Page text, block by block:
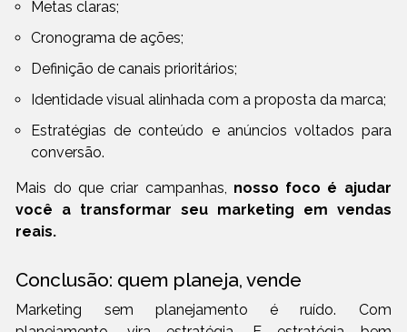
Metas claras;
Cronograma de ações;
Definição de canais prioritários;
Identidade visual alinhada com a proposta da marca;
Estratégias de conteúdo e anúncios voltados para
conversão.
Mais do que criar campanhas, nosso foco é ajudar
você a transformar seu marketing em vendas
reais.
Conclusão: quem planeja, vende
Marketing sem planejamento é ruído. Com